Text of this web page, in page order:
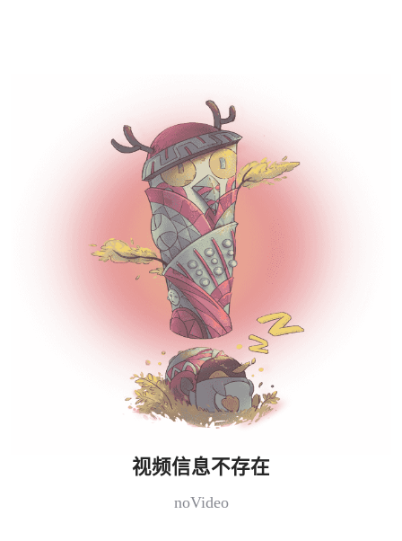
视频信息不存在
noVideo